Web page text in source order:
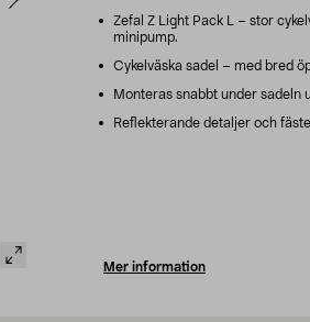
Zefal Z Light Pack L – stor
minipump.
Cykelväska sadel – med bred
Monteras snabbt under sadeln
Reflekterande detaljer och
Mer information